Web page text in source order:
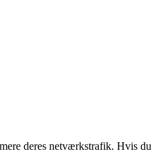
deres netværkstrafik. Hvis du